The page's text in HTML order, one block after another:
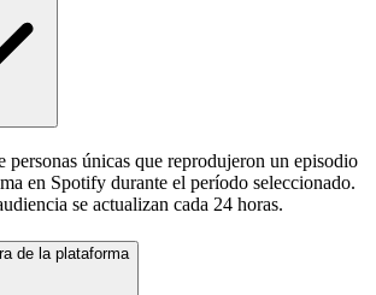
personas únicas que reprodujeron un episodio
en Spotify durante el período seleccionado.
se actualizan cada 24 horas.
de la plataforma